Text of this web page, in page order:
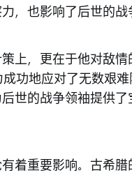
，也影响了后世的战
上，更在于他对敌
成功地应对了无数艰
世的战争领袖提供
着重要影响。古希